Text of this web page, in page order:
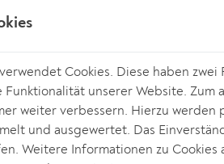
Cookies. Diese haben
unserer Website. Zum
weiter verbessern. Hierzu
und ausgewertet. Das
Weitere Informationen zu